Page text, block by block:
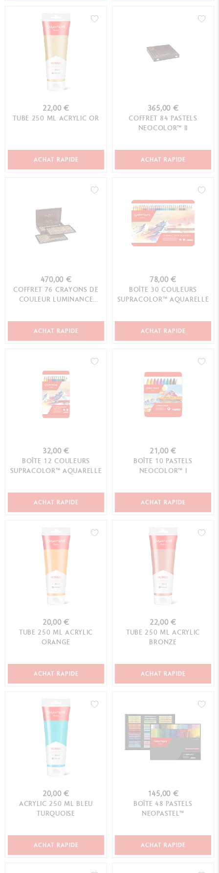
22,00 €
TUBE 250 ML ACRYLIC OR
ACHAT RAPIDE
365,00 €
COFFRET 84 PASTELS
NEOCOLOR™ II
ACHAT RAPIDE
470,00 €
COFFRET 76 CRAYONS DE
COULEUR LUMINANCE
ACHAT RAPIDE
78,00 €
BOÎTE 30 COULEURS
SUPRACOLOR™ AQUARELLE
ACHAT RAPIDE
32,00 €
BOÎTE 12 COULEURS
SUPRACOLOR™ AQUARELLE
ACHAT RAPIDE
21,00 €
BOÎTE 10 PASTELS
NEOCOLOR™ I
ACHAT RAPIDE
20,00 €
TUBE 250 ML ACRYLIC
ORANGE
ACHAT RAPIDE
22,00 €
TUBE 250 ML ACRYLIC
BRONZE
ACHAT RAPIDE
20,00 €
ACRYLIC 250 ML BLEU
TURQUOISE
ACHAT RAPIDE
145,00 €
BOÎTE 48 PASTELS
NEOPASTEL™
ACHAT RAPIDE